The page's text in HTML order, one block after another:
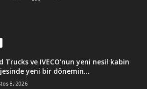
Trucks ve IVECO’nun yeni nesil kabin
yeni bir dönemin...
8, 2026